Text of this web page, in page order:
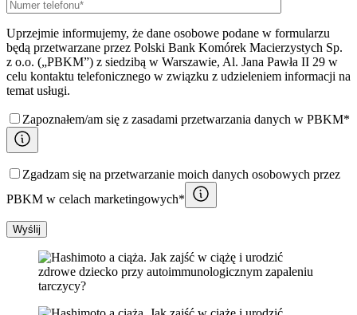
Uprzejmie informujemy, że dane osobowe podane w formularzu
będą przetwarzane przez Polski Bank Komórek Macierzystych Sp.
z o.o. („PBKM”) z siedzibą w Warszawie, Al. Jana Pawła II 29 w
celu kontaktu telefonicznego w związku z udzieleniem informacji na
temat usługi.
Zapoznałem/am się z zasadami przetwarzania danych w PBKM*
Zgadzam się na przetwarzanie moich danych osobowych przez
PBKM w celach marketingowych*
Wyślij